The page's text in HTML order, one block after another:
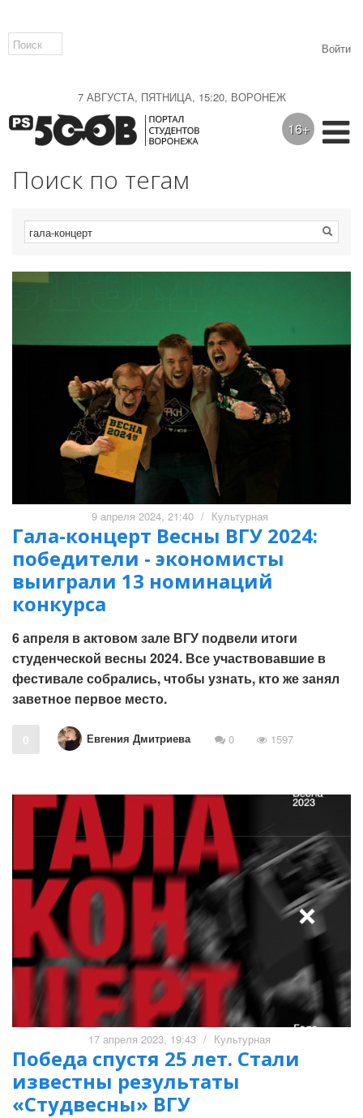
7 АВГУСТА, ПЯТНИЦА, 15:20, ВОРОНЕЖ
Войти
16+
Поиск по тегам
9 апреля 2024, 21:40 / Культурная
Гала-концерт Весны ВГУ 2024:
победители - экономисты
выиграли 13 номинаций
конкурса
6 апреля в актовом зале ВГУ подвели итоги
студенческой весны 2024. Все участвовавшие в
фестивале собрались, чтобы узнать, кто же занял
заветное первое место.
0 Евгения Дмитриева 0 1597
17 апреля 2023, 19:43 / Культурная
Победа спустя 25 лет. Стали
известны результаты
«Студвесны» ВГУ